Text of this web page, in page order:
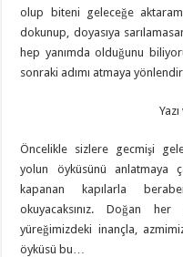
olup biteni geleceğe
dokunup, doyasıya
hep yanımda olduğunu
sonraki adımı atmaya
Öncelikle sizlere gecmişi
yolun öyküsünü anlatmaya
kapanan kapılarla
okuyacaksınız. Doğan
yüreğimizdeki inançla,
öyküsü bu…